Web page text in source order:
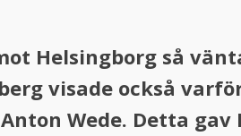
Helsingborg så
visade också
Wede. Detta gav